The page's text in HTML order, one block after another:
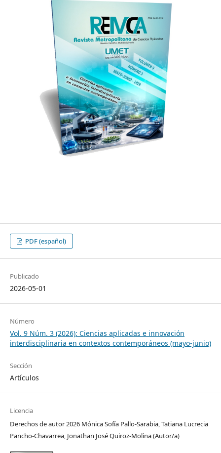
PDF (español)
Publicado
2026-05-01
Número
Vol. 9 Núm. 3 (2026): Ciencias aplicadas e innovación
interdisciplinaria en contextos contemporáneos (mayo-junio)
Sección
Artículos
Licencia
Derechos de autor 2026 Mónica Sofía Pallo-Sarabia, Tatiana Lucrecia
Pancho-Chavarrea, Jonathan José Quiroz-Molina (Autor/a)